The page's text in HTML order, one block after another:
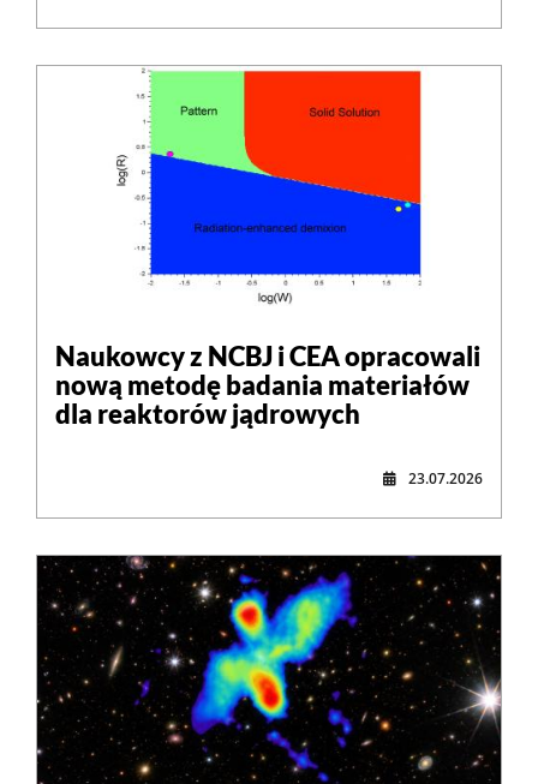
Naukowcy z NCBJ i CEA opracowali
nową metodę badania materiałów
dla reaktorów jądrowych
23.07.2026